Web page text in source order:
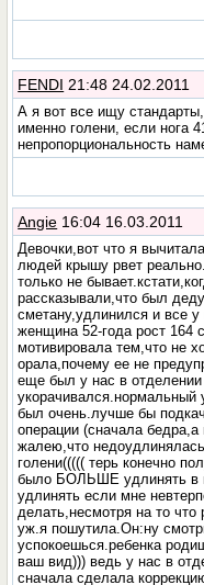
FENDI 21:48 24.02.2011
А я вот все ищу
именно голени, если нога
непропорциональность
Angie 16:04 16.03.2011
Девочки,вот что я
людей крышу рвет
только не
рассказывали,что был
сметану,удлинился и все
женщина 52-года рост 164
мотивировала тем,что не
орала,почему ее не
еще был у нас в отделении
укорачивался.нормальный
был очень.лучше бы
операции (сначала
жалею,что
голени((((( терь конечно
было БОЛЬШЕ удлинять в
удлинять если мне
делать,несмотря на то
уж.я пошутила.Он:ну
успокоешься.ребенка
ваш вид))) ведь у нас в
сначала сделала